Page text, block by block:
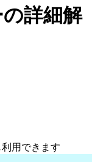
詳細解
利用できます